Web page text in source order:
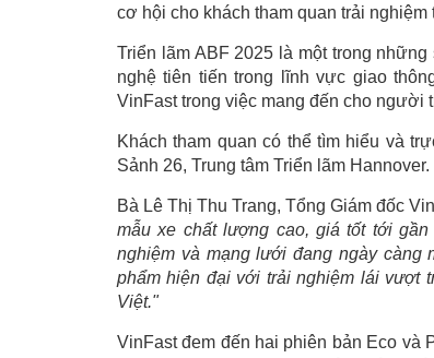
cơ hội cho khách tham quan trải
Triển lãm ABF 2025 là một trong
nghệ tiên tiến trong lĩnh vực giao
VinFast trong việc mang đến cho người
Khách tham quan có thể tìm hiểu và
Sảnh 26, Trung tâm Triển lãm Hannover.
Bà Lê Thị Thu Trang, Tổng Giám đốc
mẫu xe chất lượng cao, giá tốt tới
nghiệm và mạng lưới đang ngày càng
phẩm hiện đại với trải nghiệm lái vượt
Việt."
VinFast đem đến hai phiên bản Eco và